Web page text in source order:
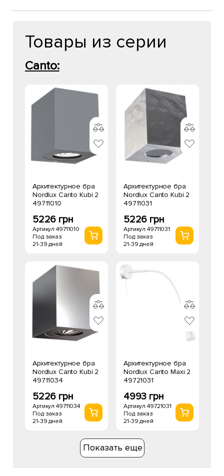
Товары из серии
Canto:
Архитектурное бра
Nordlux Canto Kubi 2
49711010
5226 грн
Артикул 49711010
Под заказ
21-39 дней
Архитектурное бра
Nordlux Canto Kubi 2
49711031
5226 грн
Артикул 49711031
Под заказ
21-39 дней
Архитектурное бра
Nordlux Canto Kubi 2
49711034
5226 грн
Артикул 49711034
Под заказ
21-39 дней
Архитектурное бра
Nordlux Canto Maxi 2
49721031
4993 грн
Артикул 49721031
Под заказ
21-39 дней
Показать еще